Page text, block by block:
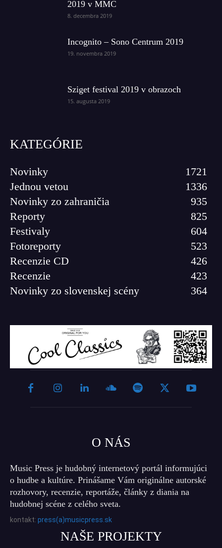
2019 v MMC
8. decembra 2019
Incognito – Sono Centrum 2019
19. novembra 2019
Sziget festival 2019 v obrazoch
15. augusta 2019
KATEGÓRIE
Novinky
1721
Jednou vetou
1336
Novinky zo zahraničia
935
Reporty
825
Festivaly
604
Fotoreporty
523
Recenzie CD
426
Recenzie
423
Novinky zo slovenskej scény
364
O NÁS
Music Press je hudobný internetový portál informujúci
o hudbe a kultúre. Prinášame Vám originálne autorské
rozhovory, recenzie, reportáže, články z diania na
hudobnej scéne z celého sveta.
kontakt: press(a)musicpress.sk
NAŠE PROJEKTY